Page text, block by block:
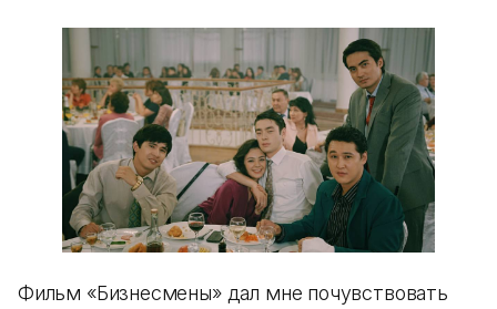
Фильм «Бизнесмены» дал мне почувствовать